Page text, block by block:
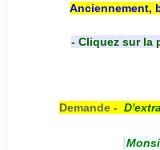
Anciennement,
- Cliquez sur la
Demande - D'e